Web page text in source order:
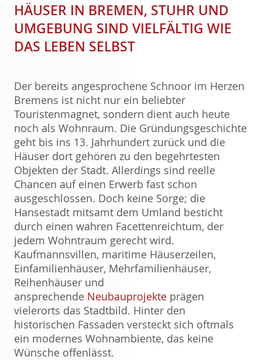
HÄUSER IN BREMEN, STUHR UND
UMGEBUNG SIND VIELFÄLTIG WIE
DAS LEBEN SELBST
Der bereits angesprochene Schnoor im Herzen
Bremens ist nicht nur ein beliebter
Touristenmagnet, sondern dient auch heute
noch als Wohnraum. Die Gründungsgeschichte
geht bis ins 13. Jahrhundert zurück und die
Häuser dort gehören zu den begehrtesten
Objekten der Stadt. Allerdings sind reelle
Chancen auf einen Erwerb fast schon
ausgeschlossen. Doch keine Sorge; die
Hansestadt mitsamt dem Umland besticht
durch einen wahren Facettenreichtum, der
jedem Wohntraum gerecht wird.
Kaufmannsvillen, maritime Häuserzeilen,
Einfamilienhäuser, Mehrfamilienhäuser,
Reihenhäuser und
ansprechende Neubauprojekte prägen
vielerorts das Stadtbild. Hinter den
historischen Fassaden versteckt sich oftmals
ein modernes Wohnambiente, das keine
Wünsche offenlässt.